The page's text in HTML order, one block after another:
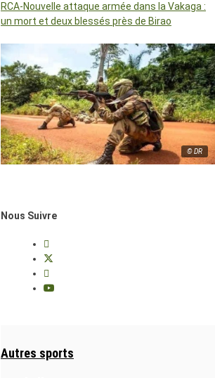
RCA-Nouvelle attaque armée dans la Vakaga :
un mort et deux blessés près de Birao
© DR
Nous Suivre
Autres sports